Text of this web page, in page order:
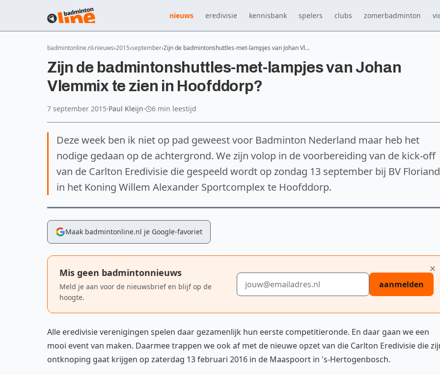
nieuws eredivisie kennisbank spelers clubs zomerbadminton
badmintonline.nl nieuws 2015 september Zijn de badmintonshuttles-met-lampjes van Johan Vl…
Zijn de badmintonshuttles-met-lampjes van Johan
Vlemmix te zien in Hoofddorp?
7 september 2015·Paul Kleijn· 6 min leestijd
Deze week ben ik niet op pad geweest voor Badminton Nederland maar heb het
nodige gedaan op de achtergrond. We zijn volop in de voorbereiding van de kick-off
van de Carlton Eredivisie die gespeeld wordt op zondag 13 september bij BV
in het Koning Willem Alexander Sportcomplex te Hoofddorp.
Maak badmintonline.nl je Google-favoriet
Mis geen badmintonnieuws
Meld je aan voor de nieuwsbrief en blijf op de
hoogte.
E-mailadres
aanmelden
Alle eredivisie verenigingen spelen daar gezamenlijk hun eerste competitieronde. En daar gaan we een
mooi event van maken. Daarmee trappen we ook af met de nieuwe opzet van die Carlton Eredivisie die
ontknoping gaat krijgen op zaterdag 13 februari 2016 in de Maaspoort in 's-Hertogenbosch.